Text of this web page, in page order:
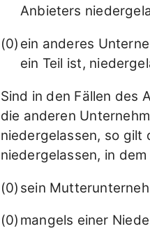
Anbieters
ein anderes
ein Teil ist,
Sind in den Fällen des
die anderen
niedergelassen, so
niedergelassen, in dem
sein
mangels einer